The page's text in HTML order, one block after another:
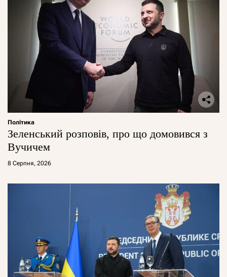
Політика
Зеленський розповів, про що домовився з
Вучичем
8 Серпня, 2026